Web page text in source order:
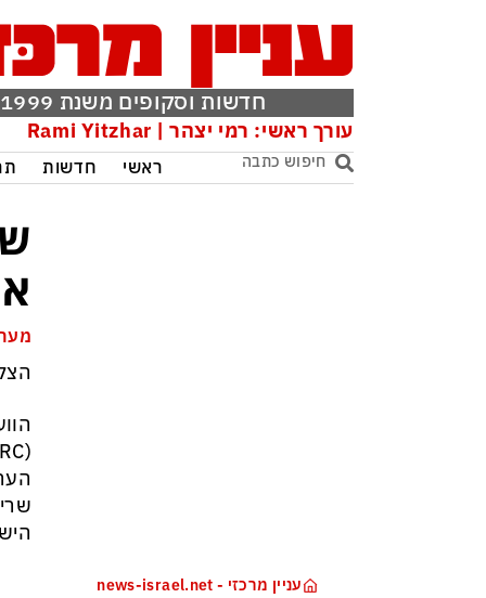
חדשות וסקופים משנת 1999
עורך ראשי: רמי יצהר | Rami Yitzhar
ראשי חדשות
עניין מרכזי - news-israel.net